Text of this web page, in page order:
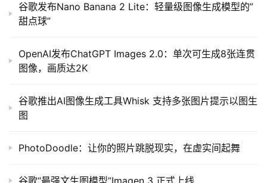
谷歌发布Nano Banana 2 Lite：轻量级图像生成模型的”
甜点球”
OpenAI发布ChatGPT Images 2.0：单次可生成8张连贯
图像，画质达2K
谷歌推出AI图像生成工具Whisk 支持多张图片提示以图生
图
PhotoDoodle：让你的照片跳脱现实，在虚实间起舞